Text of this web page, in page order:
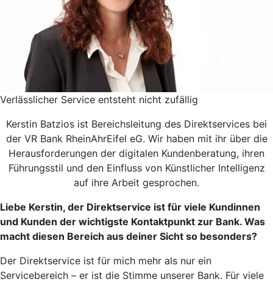
Verlässlicher Service entsteht nicht zufällig
Kerstin Batzios ist Bereichsleitung des Direktservices bei
der VR Bank RheinAhrEifel eG. Wir haben mit ihr über die
Herausforderungen der digitalen Kundenberatung, ihren
Führungsstil und den Einfluss von Künstlicher Intelligenz
auf ihre Arbeit gesprochen.
Liebe Kerstin, der Direktservice ist für viele Kundinnen
und Kunden der wichtigste Kontaktpunkt zur Bank. Was
macht diesen Bereich aus deiner Sicht so besonders?
Der Direktservice ist für mich mehr als nur ein
Servicebereich – er ist die Stimme unserer Bank. Für viele